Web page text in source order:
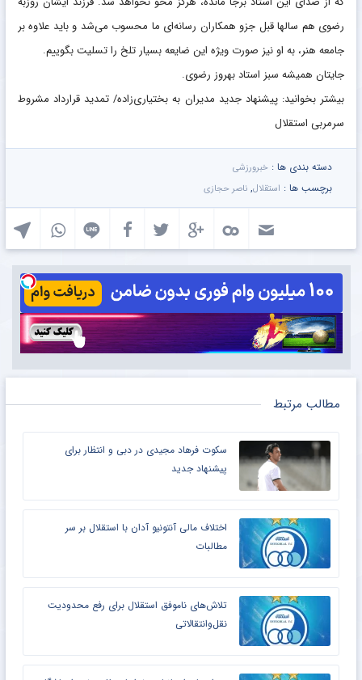
رضوی هم ‌سالها قبل جزو همکاران رسانه‌ای ما محسوب می‌شد و باید علاوه بر
جامعه هنر، به او نیز صورت ویژه این ضایعه بسیار تلخ را تسلیت بگوییم.
جایتان همیشه سبز استاد بهروز رضوی.
بیشتر بخوانید: پیشنهاد جدید مدیران به بختیاری‌زاده/ تمدید قرارداد مشروط
سرمربی استقلال
دسته بندی ها : خبرورزشی
برچسب ها : استقلال, ناصر حجازی
مطالب مرتبط
سکوت فرهاد مجیدی در دبی و انتظار برای
پیشنهاد جدید
اختلاف مالی آنتونیو آدان با استقلال بر سر
مطالبات
تلاش‌های ناموفق استقلال برای رفع محدودیت
نقل‌وانتقالاتی